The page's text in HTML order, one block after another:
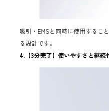
吸引・EMSと同時に使用するこ
る設計です。
4.【3分完了】使いやすさと継